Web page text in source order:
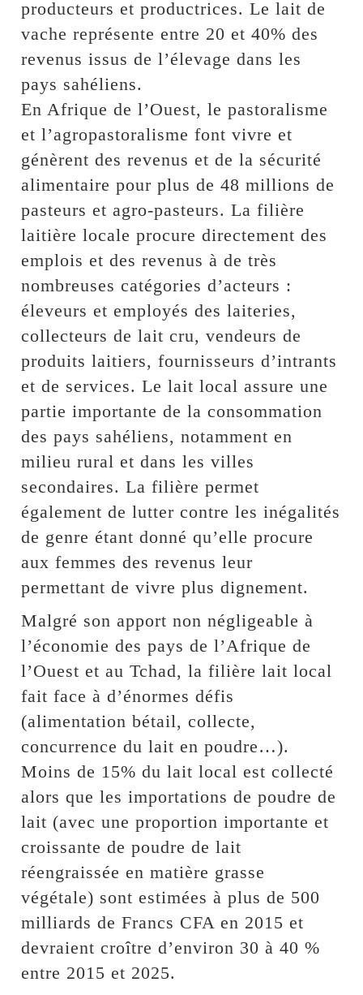
producteurs et productrices. Le lait de
vache représente entre 20 et 40% des
revenus issus de l’élevage dans les
pays sahéliens.
En Afrique de l’Ouest, le pastoralisme
et l’agropastoralisme font vivre et
génèrent des revenus et de la sécurité
alimentaire pour plus de 48 millions de
pasteurs et agro-pasteurs. La filière
laitière locale procure directement des
emplois et des revenus à de très
nombreuses catégories d’acteurs :
éleveurs et employés des laiteries,
collecteurs de lait cru, vendeurs de
produits laitiers, fournisseurs d’intrants
et de services. Le lait local assure une
partie importante de la consommation
des pays sahéliens, notamment en
milieu rural et dans les villes
secondaires. La filière permet
également de lutter contre les inégalités
de genre étant donné qu’elle procure
aux femmes des revenus leur
permettant de vivre plus dignement.
Malgré son apport non négligeable à
l’économie des pays de l’Afrique de
l’Ouest et au Tchad, la filière lait local
fait face à d’énormes défis
(alimentation bétail, collecte,
concurrence du lait en poudre…).
Moins de 15% du lait local est collecté
alors que les importations de poudre de
lait (avec une proportion importante et
croissante de poudre de lait
réengraissée en matière grasse
végétale) sont estimées à plus de 500
milliards de Francs CFA en 2015 et
devraient croître d’environ 30 à 40 %
entre 2015 et 2025.